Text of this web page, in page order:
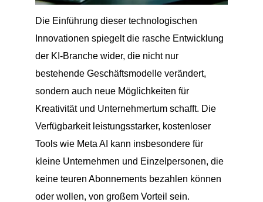
Die Einführung dieser technologischen
Innovationen spiegelt die rasche Entwicklung
der KI-Branche wider, die nicht nur
bestehende Geschäftsmodelle verändert,
sondern auch neue Möglichkeiten für
Kreativität und Unternehmertum schafft. Die
Verfügbarkeit leistungsstarker, kostenloser
Tools wie Meta AI kann insbesondere für
kleine Unternehmen und Einzelpersonen, die
keine teuren Abonnements bezahlen können
oder wollen, von großem Vorteil sein.